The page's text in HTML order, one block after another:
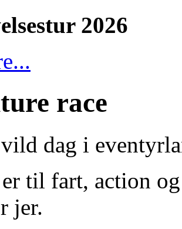
2026
race
dag i
til fart, action
jer.